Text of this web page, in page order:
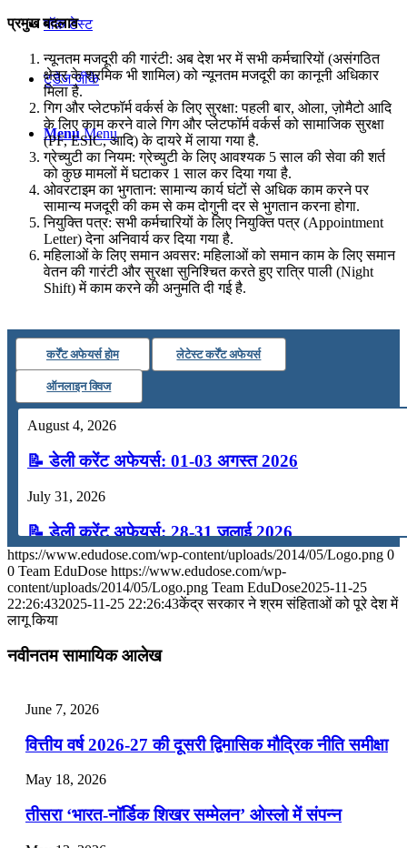
मॉक टेस्ट
टुडेज जीके
Menu Menu
प्रमुख बदलाव
न्यूनतम मजदूरी की गारंटी: अब देश भर में सभी कर्मचारियों (असंगठित
क्षेत्र के श्रमिक भी शामिल) को न्यूनतम मजदूरी का कानूनी अधिकार
मिला है.
गिग और प्लेटफॉर्म वर्कर्स के लिए सुरक्षा: पहली बार, ओला, ज़ोमैटो आदि
के लिए काम करने वाले गिग और प्लेटफॉर्म वर्कर्स को सामाजिक सुरक्षा
(PF, ESIC, आदि) के दायरे में लाया गया है.
ग्रेच्युटी का नियम: ग्रेच्युटी के लिए आवश्यक 5 साल की सेवा की शर्त
को कुछ मामलों में घटाकर 1 साल कर दिया गया है.
ओवरटाइम का भुगतान: सामान्य कार्य घंटों से अधिक काम करने पर
सामान्य मजदूरी की कम से कम दोगुनी दर से भुगतान करना होगा.
नियुक्ति पत्र: सभी कर्मचारियों के लिए नियुक्ति पत्र (Appointment
Letter) देना अनिवार्य कर दिया गया है.
महिलाओं के लिए समान अवसर: महिलाओं को समान काम के लिए समान
वेतन की गारंटी और सुरक्षा सुनिश्चित करते हुए रात्रि पाली (Night
Shift) में काम करने की अनुमति दी गई है.
कर्रेंट अफेयर्स होम लेटेस्ट कर्रेंट अफेयर्स
ऑनलाइन क्विज
August 4, 2026
📝 डेली करेंट अफेयर्स: 01-03 अगस्त 2026
July 31, 2026
📝 डेली करेंट अफेयर्स: 28-31 जुलाई 2026
July 28, 2026
📝 डेली करेंट अफेयर्स: 25-27 जुलाई 2026
July 22, 2026
📝 डेली करेंट अफेयर्स: 19-21 जुलाई 2026
July 19, 2026
📝 डेली करेंट अफेयर्स: 16-18 जुलाई 2026
https://www.edudose.com/wp-content/uploads/2014/05/Logo.png 0
0 Team EduDose https://www.edudose.com/wp-
content/uploads/2014/05/Logo.png Team EduDose2025-11-25
22:26:432025-11-25 22:26:43केंद्र सरकार ने श्रम संहिताओं को पूरे देश में
लागू किया
नवीनतम सामायिक आलेख
June 7, 2026
वित्तीय वर्ष 2026-27 की दूसरी द्विमासिक मौद्रिक नीति समीक्षा
May 18, 2026
तीसरा ‘भारत-नॉर्डिक शिखर सम्मेलन’ ओस्लो में संपन्न